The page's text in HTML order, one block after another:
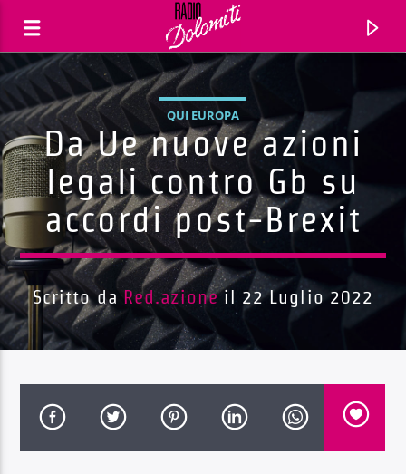
Traccia corrente
QUI EUROPA
Da Ue nuove azioni
legali contro Gb su
accordi post-Brexit
Scritto da Red.azioneil 22 Luglio 2022